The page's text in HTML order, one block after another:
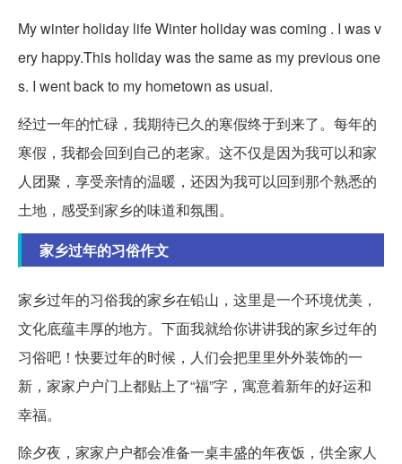
My winter holiday life Winter holiday was coming . I was v
ery happy.This holiday was the same as my previous one
s. I went back to my hometown as usual.
经过一年的忙碌，我期待已久的寒假终于到来了。每年的
寒假，我都会回到自己的老家。这不仅是因为我可以和家
人团聚，享受亲情的温暖，还因为我可以回到那个熟悉的
土地，感受到家乡的味道和氛围。
家乡过年的习俗作文
家乡过年的习俗我的家乡在铅山，这里是一个环境优美，
文化底蕴丰厚的地方。下面我就给你讲讲我的家乡过年的
习俗吧！快要过年的时候，人们会把里里外外装饰的一
新，家家户户门上都贴上了“福”字，寓意着新年的好运和
幸福。
除夕夜，家家户户都会准备一桌丰盛的年夜饭，供全家人